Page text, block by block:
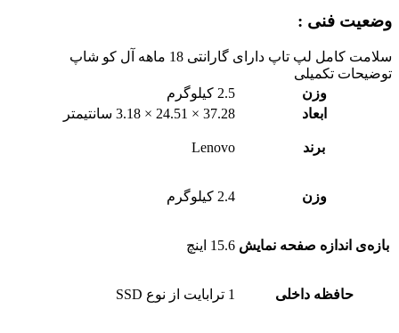
وضعیت فنی :
سلامت کامل لپ تاپ دارای گارانتی 18 ماهه آل کو شاپ
توضیحات تکمیلی
وزن
2.5 کیلوگرم
ابعاد
37.28 × 24.51 × 3.18 سانتیمتر
برند Lenovo
وزن 2.4 کیلوگرم
بازه‌ی اندازه صفحه نمایش 15.6 اینچ
حافظه داخلی 1 ترابایت از نوع SSD